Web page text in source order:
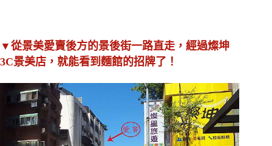
▼從景美愛賣後方的景後街一路直走，經過燦坤
3C景美店，就能看到麵館的招牌了！